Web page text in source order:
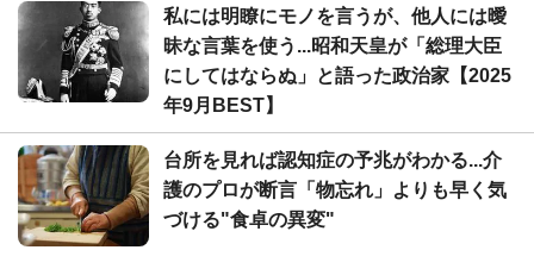
私には明瞭にモノを言うが、他人には曖
昧な言葉を使う...昭和天皇が「総理大臣
にしてはならぬ」と語った政治家【2025
年9月BEST】
台所を見れば認知症の予兆がわかる...介
護のプロが断言「物忘れ」よりも早く気
づける"食卓の異変"